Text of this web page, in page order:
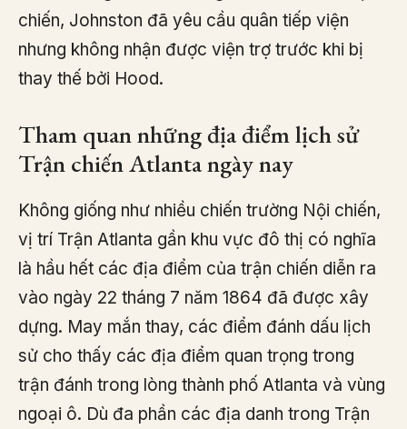
chiến, Johnston đã yêu cầu quân tiếp viện
nhưng không nhận được viện trợ trước khi bị
thay thế bởi Hood.
Tham quan những địa điểm lịch sử
Trận chiến Atlanta ngày nay
Không giống như nhiều chiến trường Nội chiến,
vị trí Trận Atlanta gần khu vực đô thị có nghĩa
là hầu hết các địa điểm của trận chiến diễn ra
vào ngày 22 tháng 7 năm 1864 đã được xây
dựng. May mắn thay, các điểm đánh dấu lịch
sử cho thấy các địa điểm quan trọng trong
trận đánh trong lòng thành phố Atlanta và vùng
ngoại ô. Dù đa phần các địa danh trong Trận